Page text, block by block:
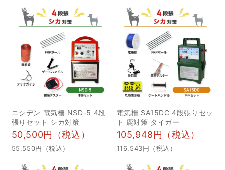
法がありますが、手軽に
できる方法として唐辛子
や音による対策が注目さ
れています。本記事で
は、イノシシに有効とさ
れる唐辛子や音の対策方
法について詳しく紹介し
よる深刻な被害 1農作物
への被害 2環境被害 3人
的被害 2イノシシによる
被害かどうかを見極める
にグッズの選び方や駆除
の際に守るべき法的ポイ
ントなどをまとめまし
た。イノシシ被害への不
安を解消し、安全に暮ら
すためのヒントをぜひご
覧ください。 目次 1なぜ
か？被害の現状 2イノシ
シの習性と危険性を理解
する 3イノシシを寄せ付
けないための環境対策 1
ニシデン 電気柵 NSD-5 4段
張りセット シカ対策
50,500円（税込）
55,550円（税込）
電気柵 SA15DC 4段張りセッ
ト 鹿対策 タイガー
105,948円（税込）
116,543円（税込）